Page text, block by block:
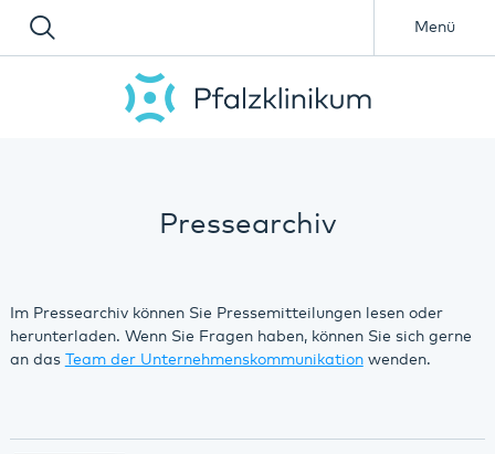
Menü
Pressearchiv
Im Pressearchiv können Sie Pressemitteilungen lesen oder
herunterladen. Wenn Sie Fragen haben, können Sie sich gerne
an das Team der Unternehmenskommunikationwenden.